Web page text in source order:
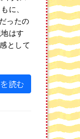
に、
ったの
はす
として
読む